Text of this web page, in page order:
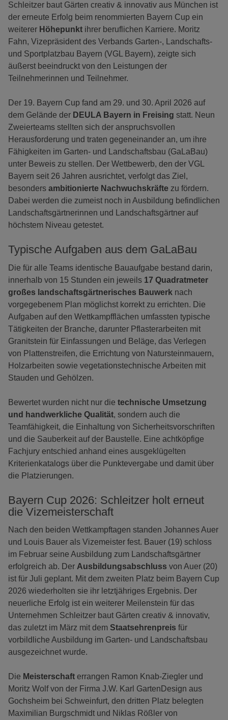
Schleitzer baut Gärten creativ & innovativ aus München ist
der erneute Erfolg beim renommierten Bayern Cup ein
weiterer Höhepunkt ihrer beruflichen Karriere. Moritz
Fahn, Vizepräsident des Verbands Garten-, Landschafts-
und Sportplatzbau Bayern (VGL Bayern), zeigte sich
äußerst beeindruckt von den Leistungen der
Teilnehmerinnen und Teilnehmer.
Der 19. Bayern Cup fand am 29. und 30. April 2026 auf
dem Gelände der DEULA Bayern in Freising statt. Neun
Zweierteams stellten sich der anspruchsvollen
Herausforderung und traten gegeneinander an, um ihre
Fähigkeiten im Garten- und Landschaftsbau (GaLaBau)
unter Beweis zu stellen. Der Wettbewerb, den der VGL
Bayern seit 26 Jahren ausrichtet, verfolgt das Ziel,
besonders ambitionierte Nachwuchskräfte zu fördern.
Dabei werden die zumeist noch in Ausbildung befindlichen
Landschaftsgärtnerinnen und Landschaftsgärtner auf
höchstem Niveau getestet.
Typische Aufgaben aus dem GaLaBau
Die für alle Teams identische Bauaufgabe bestand darin,
innerhalb von 15 Stunden ein jeweils 17 Quadratmeter
großes landschaftsgärtnerisches Bauwerk nach
vorgegebenem Plan möglichst korrekt zu errichten. Die
Aufgaben auf den Wettkampfflächen umfassten typische
Tätigkeiten der Branche, darunter Pflasterarbeiten mit
Granitstein für Einfassungen und Beläge, das Verlegen
von Plattenstreifen, die Errichtung von Natursteinmauern,
Holzarbeiten sowie vegetationstechnische Arbeiten mit
Stauden und Gehölzen.
Bewertet wurden nicht nur die technische Umsetzung
und handwerkliche Qualität, sondern auch die
Teamfähigkeit, die Einhaltung von Sicherheitsvorschriften
und die Sauberkeit auf der Baustelle. Eine achtköpfige
Fachjury entschied anhand eines ausgeklügelten
Kriterienkatalogs über die Punktevergabe und damit über
die Platzierungen.
Bayern Cup 2026: Schleitzer holt erneut
die Vizemeisterschaft
Nach den beiden Wettkampftagen standen Johannes Auer
und Louis Bauer als Vizemeister fest. Bauer (19) schloss
im Februar seine Ausbildung zum Landschaftsgärtner
erfolgreich ab. Der Ausbildungsabschluss von Auer (20)
ist für Juli geplant. Mit dem zweiten Platz beim Bayern Cup
2026 wiederholten sie ihr letztjähriges Ergebnis. Der
neuerliche Erfolg ist ein weiterer Meilenstein für das
Unternehmen Schleitzer baut Gärten creativ & innovativ,
das zuletzt im März mit dem Staatsehrenpreis für
vorbildliche Ausbildung im Garten- und Landschaftsbau
ausgezeichnet wurde.
Die Meisterschaft errangen Ramon Knab-Ziegler und
Moritz Wolf von der Firma J.W. Karl GartenDesign aus
Gochsheim bei Schweinfurt, den dritten Platz belegten
Maximilian Burgschmidt und Niklas Rößler von